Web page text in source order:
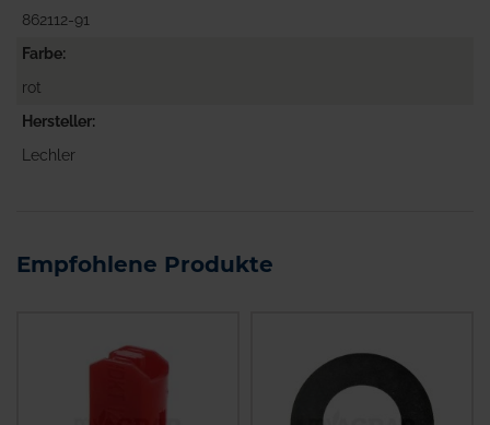
862112-91
Farbe
rot
Hersteller
Lechler
Empfohlene Produkte